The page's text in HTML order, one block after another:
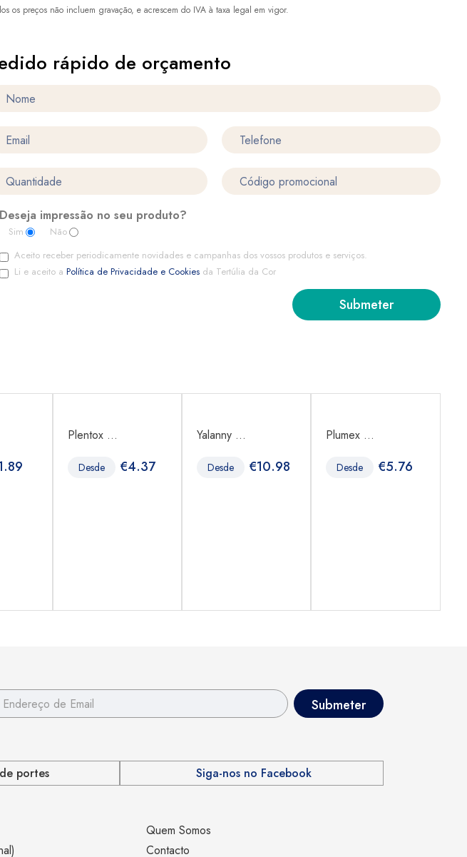
os preços não incluem gravação, e acrescem do IVA à taxa legal em vigor.
rápido de orçamento
Deseja impressão no seu produto?
Sim
Não
Aceito receber periodicamente novidades e campanhas dos vossos produtos e serviços.
Li e aceito a Política de Privacidade e Cookies da Tertúlia da Cor
Plentox ...
Desde €4.37
Yalanny ...
Desde €10.98
Plumex ...
Desde €5.76
portes Siga-nos no Facebook
Quem Somos
Contacto